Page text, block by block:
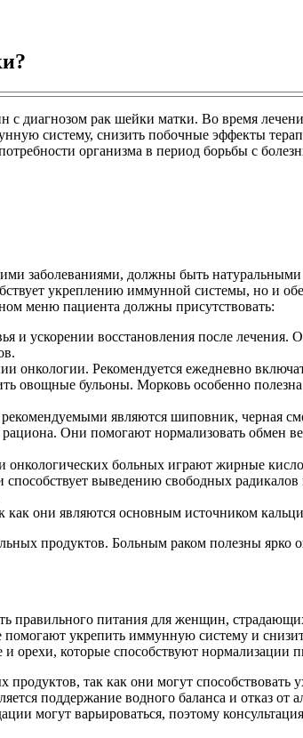
диагнозом рак шейки матки. Во время
систему, снизить побочные эффекты
организма в период борьбы с
заболеваниями, должны быть
укреплению иммунной системы, но и
меню пациента должны присутствовать:
ускорении восстановления после лечения.
онкологии. Рекомендуется ежедневно
овощные бульоны. Морковь особенно
являются шиповник, черная
Они помогают нормализовать обмен
больных играют жирные
выведению свободных радикалов
они являются основным источником
продуктов. Больным раком полезны
правильного питания для женщин,
укрепить иммунную систему и
орехи, которые способствуют нормализации
так как они могут
поддержание водного баланса и отказ от
могут варьироваться, поэтому